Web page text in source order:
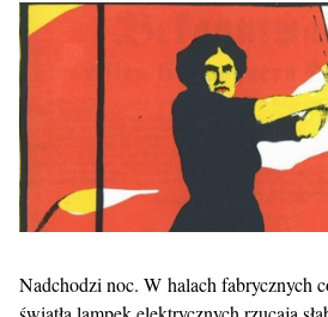
Nadchodzi noc. W halach fabrycznych